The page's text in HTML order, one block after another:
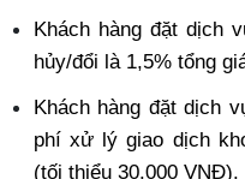
Khách hàng đặt dịch
hủy/đổi là 1,5% tổng
Khách hàng đặt dịch
phí xử lý giao dịch
(tối thiểu 30.000 VNĐ).